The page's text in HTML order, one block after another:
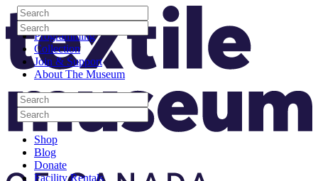
Skip to content
Visit
Programming
Collection
Join & Support
About The Museum
Search
Search
Search
Search
Shop
Blog
Donate
Facility Rentals
Search
Search
Search
Search
Site Logo